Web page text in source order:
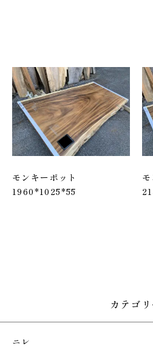
モンキーポット
1960*1025*55
カテゴ
ニレ